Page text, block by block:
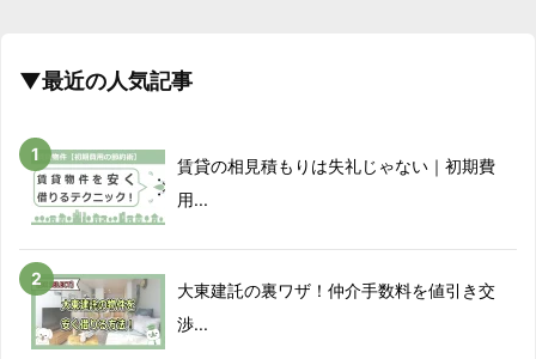
2018/08
2018/10 -15.9%
2018/11
2018/12 -8.9%
2019/01
▼最近の人気記事
賃貸の相見積もりは失礼じゃない｜初期費
用...
大東建託の裏ワザ！仲介手数料を値引き交
渉...